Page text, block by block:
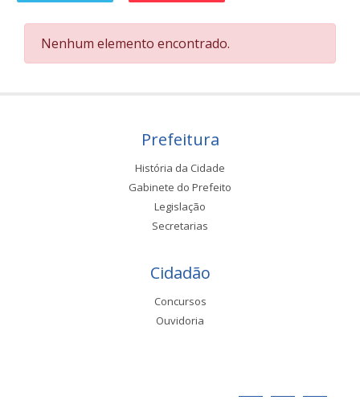
Nenhum elemento encontrado.
Prefeitura
História da Cidade
Gabinete do Prefeito
Legislação
Secretarias
Cidadão
Concursos
Ouvidoria